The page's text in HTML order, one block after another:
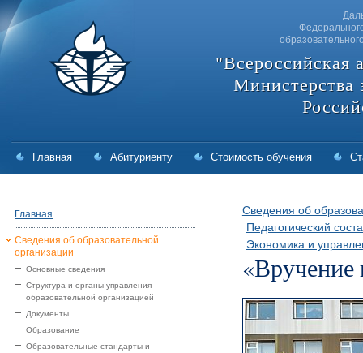
"Всероссийская
Министерства
Главная Абитуриенту Стоимость обучения
Главная
Сведения об образовательной
организации
Основные сведения
Структура и органы управления
образовательной организацией
Документы
Образование
Образовательные стандарты и
Сведения об
Педагогический
Экономика и
«Вручение